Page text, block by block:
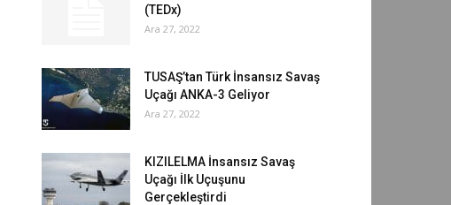
(TEDx)
Ara 27, 2022
TUSAŞ’tan Türk İnsansız Savaş
Uçağı ANKA-3 Geliyor
Ara 27, 2022
KIZILELMA İnsansız Savaş
Uçağı İlk Uçuşunu
Gerçekleştirdi